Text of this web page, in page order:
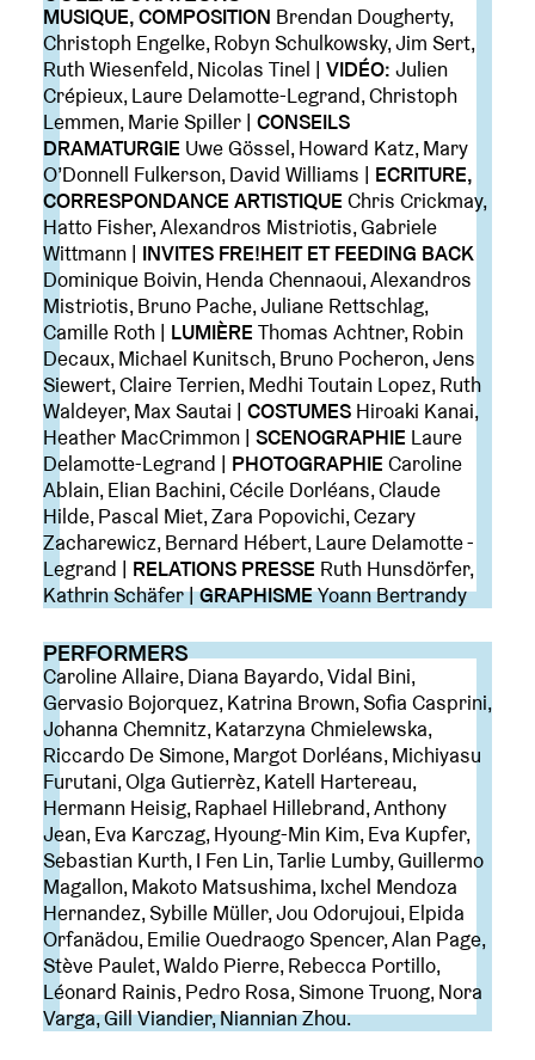
MUSIQUE, COMPOSITION Brendan Dougherty,
Christoph Engelke, Robyn Schulkowsky, Jim Sert,
Ruth Wiesenfeld, Nicolas Tinel |VIDÉO: Julien
Crépieux, Laure Delamotte-Legrand, Christoph
Lemmen, Marie Spiller |CONSEILS
DRAMATURGIE Uwe Gössel, Howard Katz, Mary
O’Donnell Fulkerson, David Williams | ECRITURE,
CORRESPONDANCE ARTISTIQUE Chris Crickmay,
Hatto Fisher, Alexandros Mistriotis, Gabriele
Wittmann | INVITES FRE!HEIT ET FEEDING BACK
Dominique Boivin, Henda Chennaoui, Alexandros
Mistriotis, Bruno Pache, Juliane Rettschlag,
Camille Roth | LUMIÈRE Thomas Achtner, Robin
Decaux, Michael Kunitsch, Bruno Pocheron, Jens
Siewert, Claire Terrien, Medhi Toutain Lopez, Ruth
Waldeyer, Max Sautai |COSTUMES Hiroaki Kanai,
Heather MacCrimmon |SCENOGRAPHIE Laure
Delamotte-Legrand | PHOTOGRAPHIE Caroline
Ablain, Elian Bachini, Cécile Dorléans, Claude
Hilde, Pascal Miet, Zara Popovichi, Cezary
Zacharewicz, Bernard Hébert, Laure Delamotte -
Legrand | RELATIONS PRESSE Ruth Hunsdörfer,
Kathrin Schäfer |GRAPHISMEYoann Bertrandy
PERFORMERS
Caroline Allaire, Diana Bayardo, Vidal Bini,
Gervasio Bojorquez, Katrina Brown, Sofia Casprini,
Johanna Chemnitz, Katarzyna Chmielewska,
Riccardo De Simone, Margot Dorléans, Michiyasu
Furutani, Olga Gutierrèz, Katell Hartereau,
Hermann Heisig, Raphael Hillebrand, Anthony
Jean, Eva Karczag, Hyoung-Min Kim, Eva Kupfer,
Sebastian Kurth, I Fen Lin, Tarlie Lumby, Guillermo
Magallon, Makoto Matsushima, Ixchel Mendoza
Hernandez, Sybille Müller, Jou Odorujoui, Elpida
Orfanädou, Emilie Ouedraogo Spencer, Alan Page,
Stève Paulet, Waldo Pierre, Rebecca Portillo,
Léonard Rainis, Pedro Rosa, Simone Truong, Nora
Varga, Gill Viandier, Niannian Zhou.